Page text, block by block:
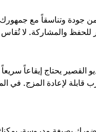
جودة وتناسقاً مع
القصير يحتاج إيقاعاً
لإعادة المزج. في